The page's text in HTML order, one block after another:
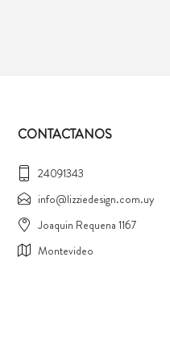
CONTACTANOS
24091343
info@lizziedesign.com.uy
Joaquin Requena 1167
Montevideo